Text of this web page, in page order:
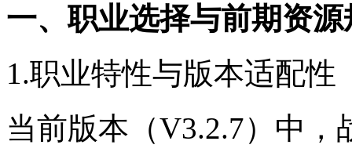
一、职业选择与前期资源
1.职业特性与版本适配性
当前版本（V3.2.7）中